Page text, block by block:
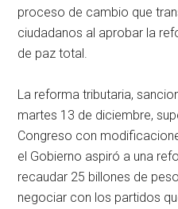
proceso de cambio que
ciudadanos al aprobar la
de paz total.
La reforma tributaria,
martes 13 de diciembre,
Congreso con
el Gobierno aspiró a una
recaudar 25 billones de
negociar con los partidos